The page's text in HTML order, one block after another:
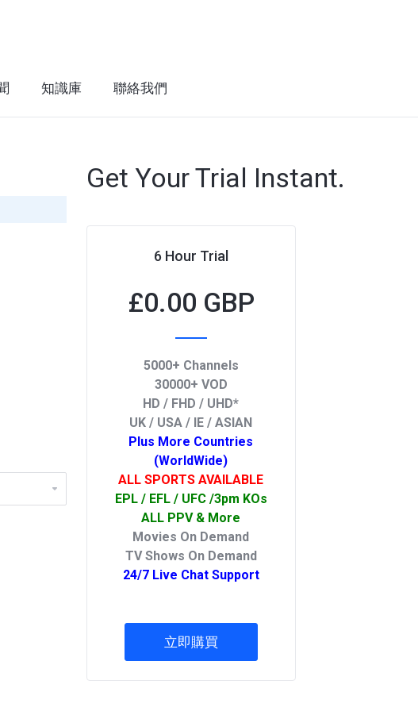
知識庫 聯絡我們
Get Your Trial Instant.
6 Hour Trial
£0.00 GBP
5000+ Channels
30000+ VOD
HD / FHD / UHD*
UK / USA / IE / ASIAN
Plus More Countries
(WorldWide)
ALL SPORTS AVAILABLE
EPL / EFL / UFC /3pm KOs
ALL PPV & More
Movies On Demand
TV Shows On Demand
24/7 Live Chat Support
立即購買